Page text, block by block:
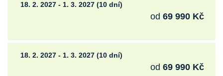
18. 2. 2027 - 1. 3. 2027 (10 dní)
od 69 990 Kč
18. 2. 2027 - 1. 3. 2027 (10 dní)
od 69 990 Kč